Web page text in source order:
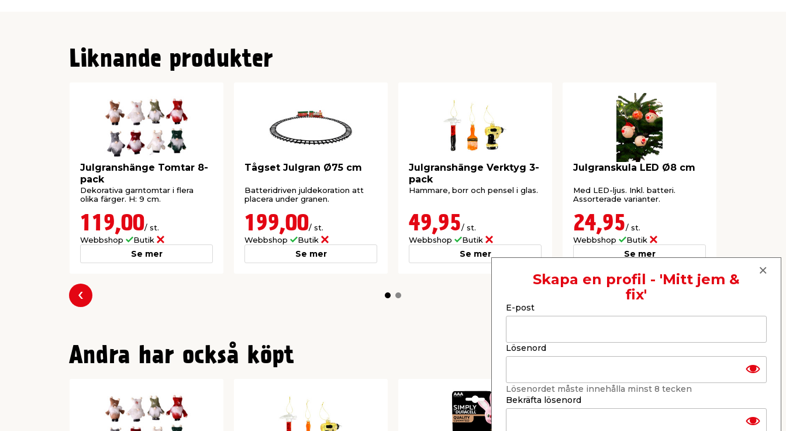
Liknande produkter
Julgranshänge Tomtar 8-
pack
Dekorativa garntomtar i flera
olika färger. H: 9 cm.
119,00/ st.
Webbshop
Butik
Se mer
Tågset Julgran Ø75 cm
Batteridriven juldekoration att
placera under granen.
199,00/ st.
Webbshop
Butik
Se mer
Julgranshänge Verktyg 3-
pack
Hammare, borr och pensel i glas.
49,95/ st.
Webbshop
Butik
Se mer
Julgranskula LED Ø8 cm
Med LED-ljus. Inkl. batteri.
Assorterade varianter.
24,95/ st.
Webbshop
Butik
Se mer
Föregående
Andra har också köpt
Skapa en profil - 'Mitt jem &
fix'
E-post
Lösenord
Lösenordet måste innehålla minst 8 tecken
Bekräfta lösenord